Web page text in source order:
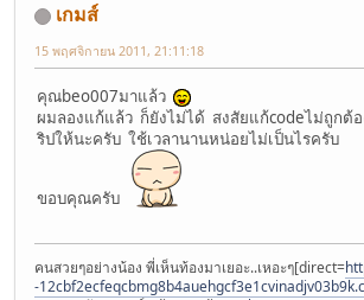
เกมส์
15 พฤศจิกายน 2011, 21:11:18
คุณbeo007มาแล้ว
ผมลองแก้แล้ว ก็ยังไม่ได้ สงสัยแก้codeไม่ถูกต้
ริปให้นะครับ ใช้เวลานานหน่อยไม่เป็นไรครับ
ขอบคุณครับ
คนสวยๆอย่างน้อง พี่เห็นท้องมาเยอะ..เหอะๆ[direct=
-